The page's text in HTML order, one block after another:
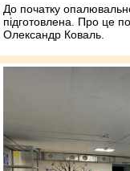
До початку
підготовлена. Про це
Олександр Коваль.